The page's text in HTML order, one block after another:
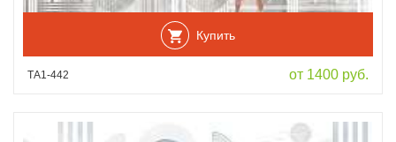
Купить
ТА1-442 от 1400 руб.